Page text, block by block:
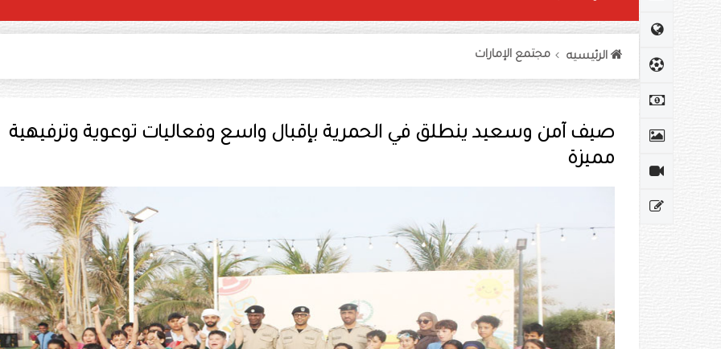
الرئيسيه مجتمع الإمارات
‏صيف آمن وسعيد ينطلق في الحمرية بإقبال واسع وفعاليات توعوية وترفيهية
‏مميزة
افتتاح
الأعمال